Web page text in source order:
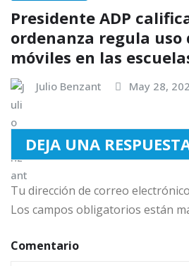
Presidente ADP
ordenanza regula uso
móviles en las
Julio Benzant May 28,
DEJA UNA
Tu dirección de correo
Los campos obligatorios están
Comentario